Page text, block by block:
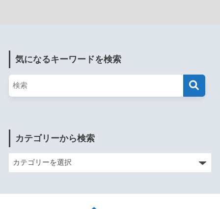
気になるキーワードを検索
カテゴリーから検索